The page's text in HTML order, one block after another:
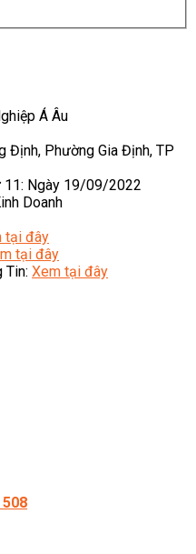
Á Âu
Định, Phường Gia Định, TP
11: Ngày 19/09/2022
Doanh
tại đây
tại đây
Tin: Xem tại đây
508